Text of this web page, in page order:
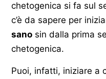
chetogenica si fa sul
c’è da sapere per
sano sin dalla prima
chetogenica.
Puoi, infatti, iniziare a